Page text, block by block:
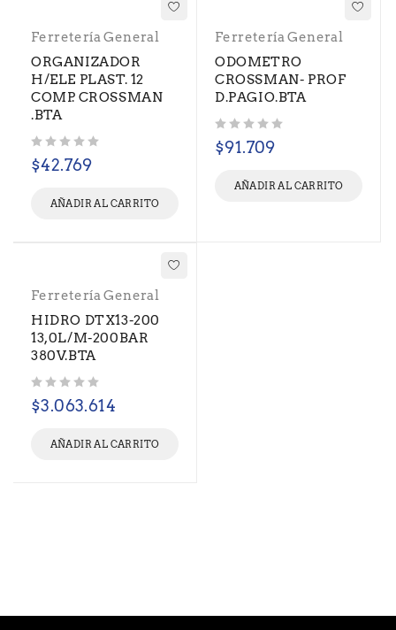
Ferretería General
ORGANIZADOR
H/ELE PLAST. 12
COMP. CROSSMAN
.BTA
$42.769
AÑADIR AL CARRITO
Ferretería General
ODOMETRO
CROSSMAN- PROF
D.PAGIO.BTA
$91.709
AÑADIR AL CARRITO
Ferretería General
HIDRO DTX13-200
13,0L/M-200BAR
380V.BTA
$3.063.614
AÑADIR AL CARRITO